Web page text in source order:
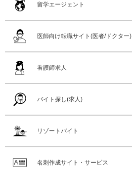
留学エージェント
医師向け転職サイト(医者/ドクター)
看護師求人
バイト探し(求人)
リゾートバイト
名刺作成サイト・サービス